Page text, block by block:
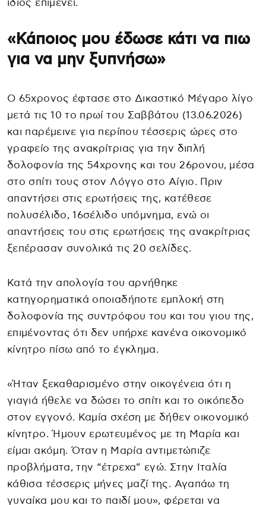
ίδιος επιμένει.
«Κάποιος μου έδωσε κάτι να πιω
για να μην ξυπνήσω»
Ο 65χρονος έφτασε στο Δικαστικό Μέγαρο λίγο
μετά τις 10 το πρωί του Σαββάτου (13.06.2026)
και παρέμεινε για περίπου τέσσερις ώρες στο
γραφείο της ανακρίτριας για την διπλή
δολοφονία της 54χρονης και του 26ρονου, μέσα
στο σπίτι τους στον Λόγγο στο Αίγιο. Πριν
απαντήσει στις ερωτήσεις της, κατέθεσε
πολυσέλιδο, 16σέλιδο υπόμνημα, ενώ οι
απαντήσεις του στις ερωτήσεις της ανακρίτριας
ξεπέρασαν συνολικά τις 20 σελίδες.
Κατά την απολογία του αρνήθηκε
κατηγορηματικά οποιαδήποτε εμπλοκή στη
δολοφονία της συντρόφου του και του γιου της,
επιμένοντας ότι δεν υπήρχε κανένα οικονομικό
κίνητρο πίσω από το έγκλημα.
«Ήταν ξεκαθαρισμένο στην οικογένεια ότι η
γιαγιά ήθελε να δώσει το σπίτι και το οικόπεδο
στον εγγονό. Καμία σχέση με δήθεν οικονομικό
κίνητρο. Ήμουν ερωτευμένος με τη Μαρία και
είμαι ακόμη. Όταν η Μαρία αντιμετώπιζε
προβλήματα, την “έτρεχα” εγώ. Στην Ιταλία
κάθισα τέσσερις μήνες μαζί της. Αγαπάω τη
γυναίκα μου και το παιδί μου», φέρεται να